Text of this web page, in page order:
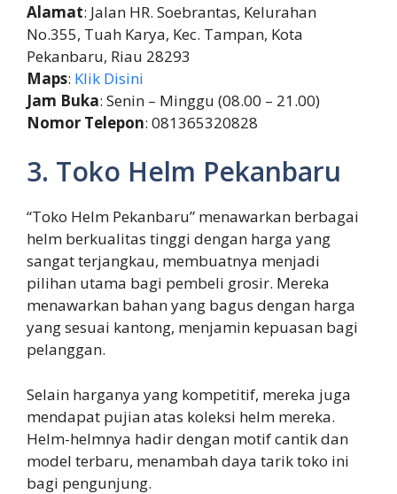
Alamat: Jalan HR. Soebrantas, Kelurahan
No.355, Tuah Karya, Kec. Tampan, Kota
Pekanbaru, Riau 28293
Maps: Klik Disini
Jam Buka: Senin – Minggu (08.00 – 21.00)
Nomor Telepon: 081365320828
3. Toko Helm Pekanbaru
“Toko Helm Pekanbaru” menawarkan berbagai
helm berkualitas tinggi dengan harga yang
sangat terjangkau, membuatnya menjadi
pilihan utama bagi pembeli grosir. Mereka
menawarkan bahan yang bagus dengan harga
yang sesuai kantong, menjamin kepuasan bagi
pelanggan.
Selain harganya yang kompetitif, mereka juga
mendapat pujian atas koleksi helm mereka.
Helm-helmnya hadir dengan motif cantik dan
model terbaru, menambah daya tarik toko ini
bagi pengunjung.